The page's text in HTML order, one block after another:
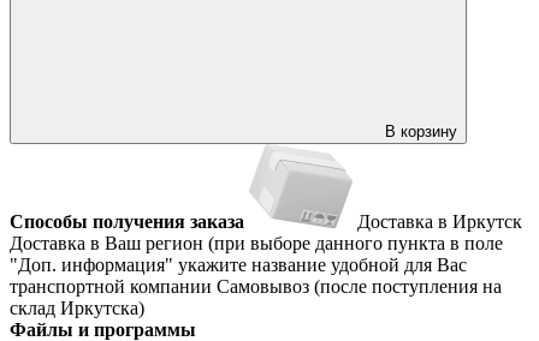
В корзину
Способы получения заказа
Доставка в Иркутск
Доставка в Ваш регион (при выборе данного пункта в поле
"Доп. информация" укажите название удобной для Вас
транспортной компании Самовывоз (после поступления на
склад Иркутска)
Файлы и программы